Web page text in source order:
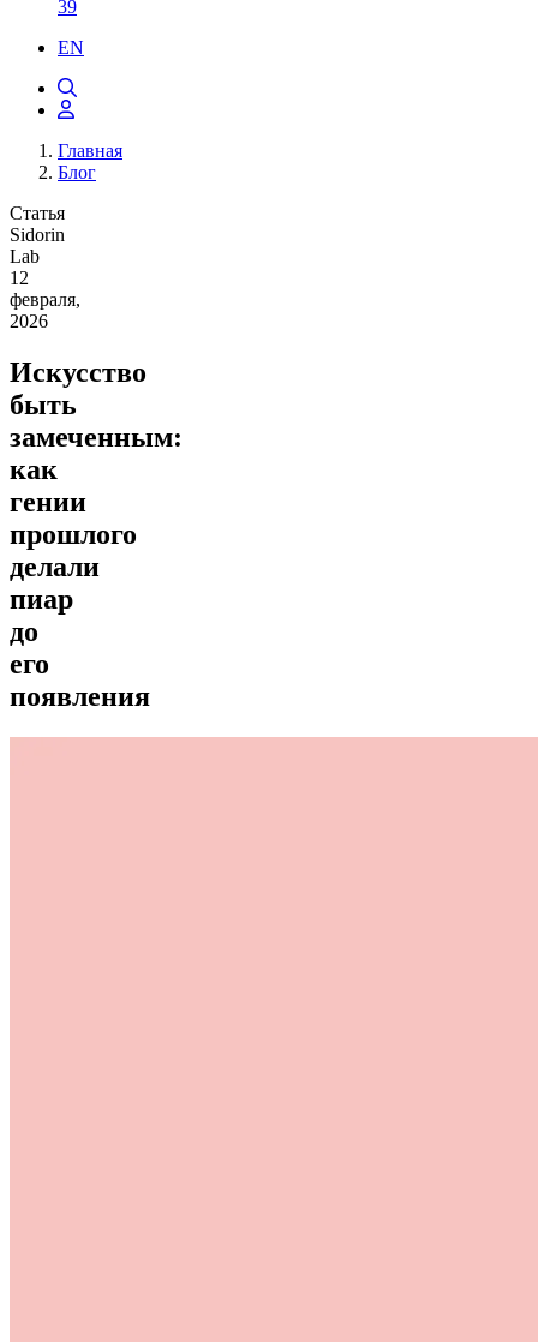
39
EN
Главная
Блог
Статья
Sidorin
Lab
12
февраля,
2026
Искусство
быть
замеченным:
как
гении
прошлого
делали
пиар
до
его
появления